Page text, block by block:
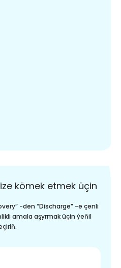
kömek etmek üçin
-den “Discharge” -e çenli
amala aşyrmak üçin ýeňil